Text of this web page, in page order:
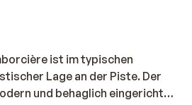
ist im typischen
Lage an der Piste. Der
und behaglich eingerichtet